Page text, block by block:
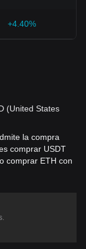
+4.40%
(United States
la compra
comprar USDT
comprar ETH con